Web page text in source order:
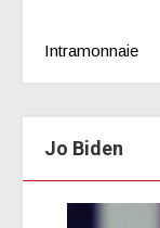
Intramonnaie
Jo Biden